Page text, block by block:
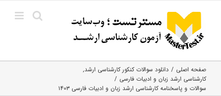
content
صفحه اصلی
دانلود سوالات کنکور کارشناسی ارشد
کارشناسی ارشد زبان و ادبیات فارسی
سوالات و پاسخنامه کارشناسی ارشد زبان و ادبیات فارسی ۱۴۰۳